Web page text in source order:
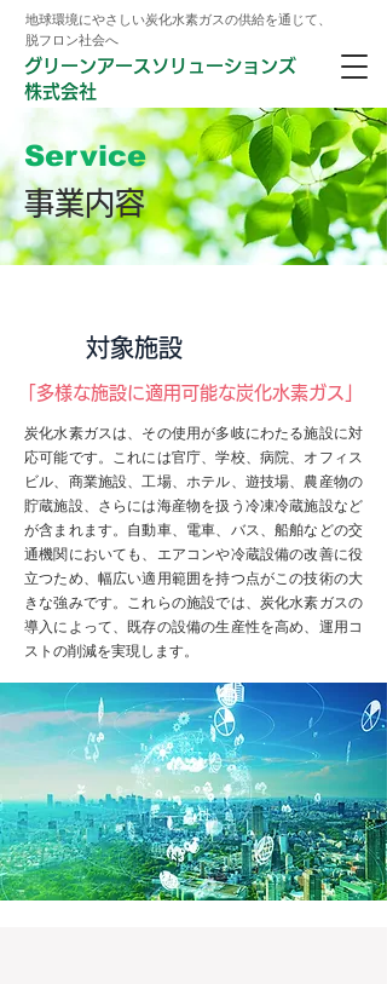
グリーンアースソリューションズ
株式会社
地球環境にやさしい炭化水素ガスの供給を通じて、
脱フロン社会へ
Service
事業内容
対象施設
「多様な施設に適用可能な炭化水素ガス」
炭化水素ガスは、その使用が多岐にわたる施設に対
応可能です。これには官庁、学校、病院、オフィス
ビル、商業施設、工場、ホテル、遊技場、農産物の
貯蔵施設、さらには海産物を扱う冷凍冷蔵施設など
が含まれます。自動車、電車、バス、船舶などの交
通機関においても、エアコンや冷蔵設備の改善に役
立つため、幅広い適用範囲を持つ点がこの技術の大
きな強みです。これらの施設では、炭化水素ガスの
導入によって、既存の設備の生産性を高め、運用コ
ストの削減を実現します。